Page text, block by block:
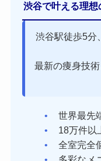
渋谷で叶える理
渋谷駅徒歩5分
最新の痩身技
世界最先
18万件以
全室完全